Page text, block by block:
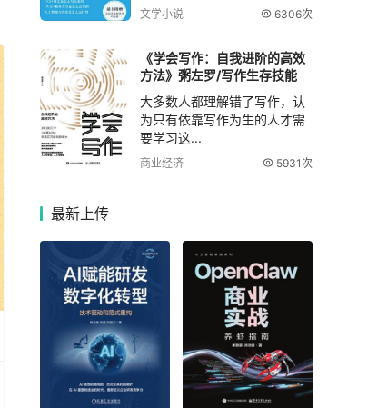
文学小说 6306次
《学会写作：自我进阶的高效
方法》粥左罗/写作生存技能
大多数人都理解错了写作，认
为只有依靠写作为生的人才需
要学习这...
商业经济 5931次
最新 上传